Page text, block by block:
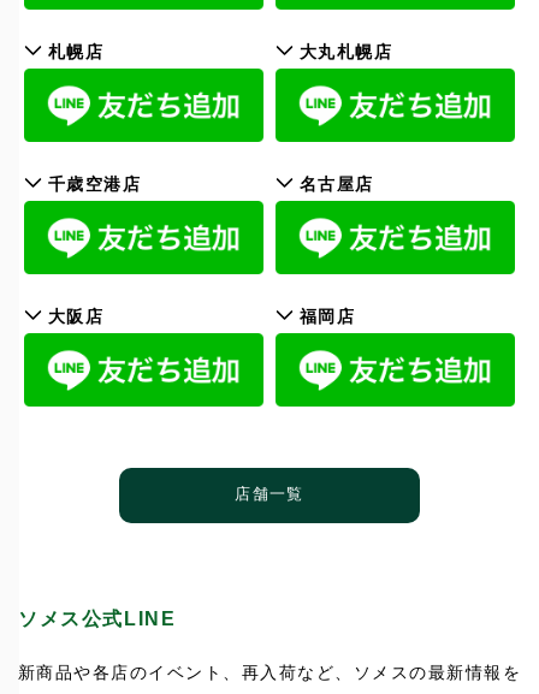
札幌店 大丸札幌店
千歳空港店 名古屋店
大阪店 福岡店
店舗一覧
ソメス公式LINE
新商品や各店のイベント、再入荷など、ソメスの最新情報を